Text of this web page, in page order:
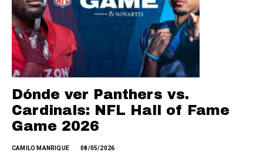
Dónde ver Panthers vs.
Cardinals: NFL Hall of Fame
Game 2026
CAMILO MANRIQUE 08/05/2026